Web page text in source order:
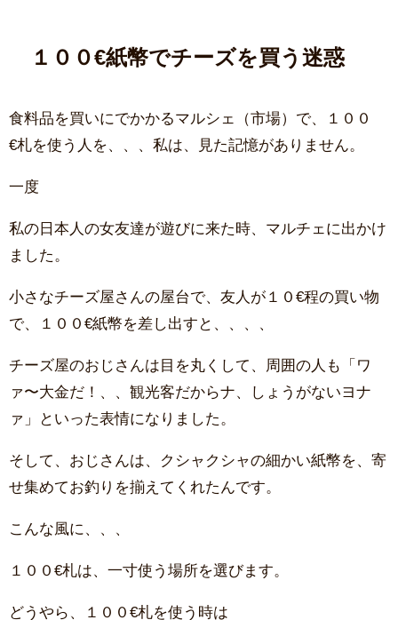
１００€紙幣でチーズを買う迷惑
食料品を買いにでかかるマルシェ（市場）で、１００
€札を使う人を、、、私は、見た記憶がありません。
一度
私の日本人の女友達が遊びに来た時、マルチェに出かけ
ました。
小さなチーズ屋さんの屋台で、友人が１０€程の買い物
で、１００€紙幣を差し出すと、、、、
チーズ屋のおじさんは目を丸くして、周囲の人も「ワ
ァ〜大金だ！、、観光客だからナ、しょうがないヨナ
ァ」といった表情になりました。
そして、おじさんは、クシャクシャの細かい紙幣を、寄
せ集めてお釣りを揃えてくれたんです。
こんな風に、、、
１００€札は、一寸使う場所を選びます。
どうやら、１００€札を使う時は